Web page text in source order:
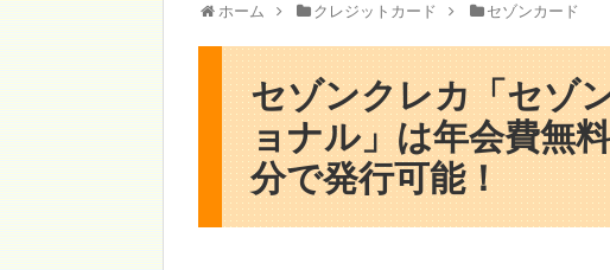
ホーム クレジットカード セゾンカード
セゾンクレカ「セゾ
ョナル」は年会費無
分で発行可能！